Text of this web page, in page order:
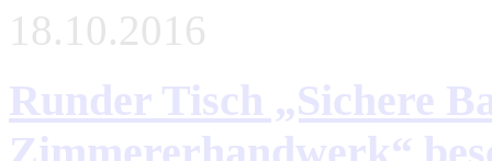
18.10.2016
Runder Tisch „Sichere